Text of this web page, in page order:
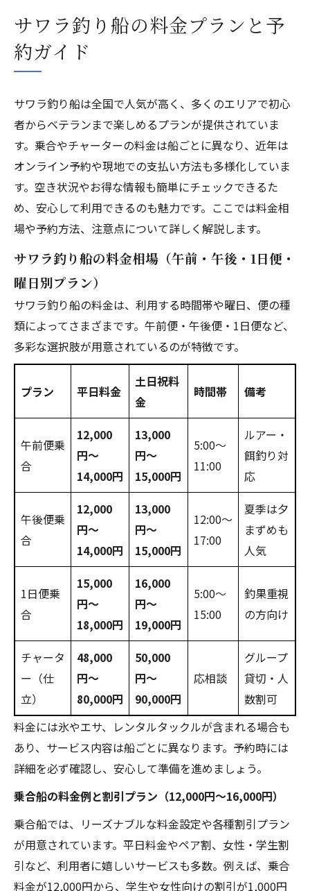
サワラ釣り船の料金プランと予
約ガイド
サワラ釣り船は全国で人気が高く、多くのエリアで初心
者からベテランまで楽しめるプランが提供されていま
す。乗合やチャーターの料金は船ごとに異なり、近年は
オンライン予約や現地での支払い方法も多様化していま
す。空き状況やお得な情報も簡単にチェックできるた
め、安心して利用できるのも魅力です。ここでは料金相
場や予約方法、注意点について詳しく解説します。
サワラ釣り船の料金相場（午前・午後・1日便・
曜日別プラン）
サワラ釣り船の料金は、利用する時間帯や曜日、便の種
類によってさまざまです。午前便・午後便・1日便など、
多彩な選択肢が用意されているのが特徴です。
プラン 平日料金
土日祝料
金
時間帯 備考
午前便乗
合
12,000
円〜
14,000円
13,000
円〜
15,000円
5:00〜
11:00
ルアー・
餌釣り対
応
午後便乗
合
12,000
円〜
14,000円
13,000
円〜
15,000円
12:00〜
17:00
夏季は夕
まずめも
人気
1日便乗
合
15,000
円〜
18,000円
16,000
円〜
19,000円
5:00〜
15:00
釣果重視
の方向け
チャータ
ー（仕
立）
48,000
円〜
80,000円
50,000
円〜
90,000円
応相談
グループ
貸切・人
数割可
料金には氷やエサ、レンタルタックルが含まれる場合も
あり、サービス内容は船ごとに異なります。予約時には
詳細を必ず確認し、安心して準備を進めましょう。
乗合船の料金例と割引プラン（12,000円〜16,000円）
乗合船では、リーズナブルな料金設定や各種割引プラン
が用意されています。平日料金やペア割、女性・学生割
引など、利用者に嬉しいサービスも多数。例えば、乗合
料金が12,000円から、学生や女性向けの割引が1,000円